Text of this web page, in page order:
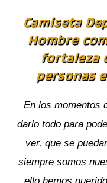
Camiseta
Hombre
fortaleza
personas
En los momentos
darlo todo para
ver, que se
siempre somos